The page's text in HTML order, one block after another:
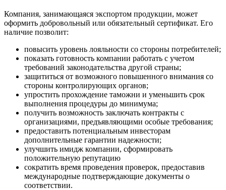
Компания, занимающаяся экспортом продукции, может
оформить добровольный или обязательный сертификат. Его
наличие позволит:
повысить уровень лояльности со стороны потребителей;
показать готовность компании работать с учетом
требований законодательства другой страны;
защититься от возможного повышенного внимания со
стороны контролирующих органов;
упростить прохождение таможни и уменьшить срок
выполнения процедуры до минимума;
получить возможность заключать контракты с
организациями, предъявляющими особые требования;
предоставить потенциальным инвесторам
дополнительные гарантии надежности;
улучшить имидж компании, сформировать
положительную репутацию
сократить время проведения проверок, предоставив
международные подтверждающие документы о
соответствии.